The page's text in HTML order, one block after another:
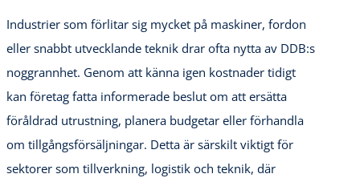
Industrier som förlitar sig mycket på maskiner, fordon
eller snabbt utvecklande teknik drar ofta nytta av DDB:s
noggrannhet. Genom att känna igen kostnader tidigt
kan företag fatta informerade beslut om att ersätta
föråldrad utrustning, planera budgetar eller förhandla
om tillgångsförsäljningar. Detta är särskilt viktigt för
sektorer som tillverkning, logistik och teknik, där